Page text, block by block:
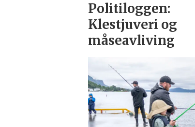
Politiloggen:
Klestjuveri og
måseavliving